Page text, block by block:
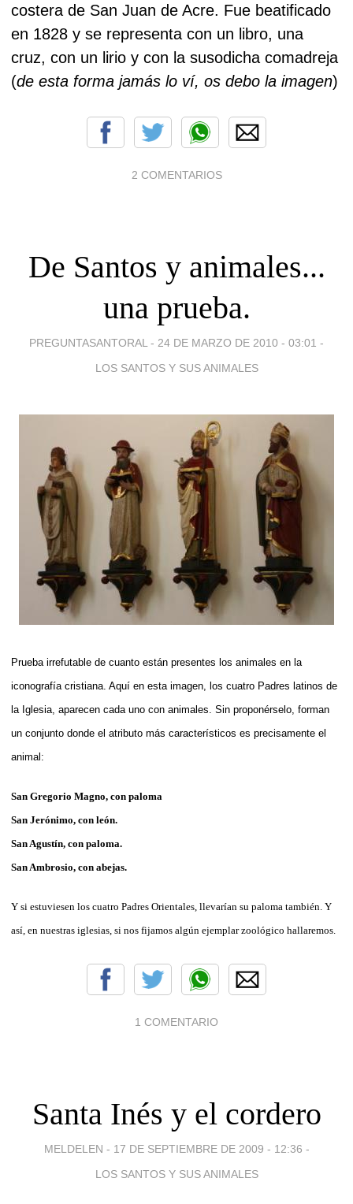
costera de San Juan de Acre. Fue beatificado
en 1828 y se representa con un libro, una
cruz, con un lirio y con la susodicha comadreja
(de esta forma jamás lo ví, os debo la imagen)
2 COMENTARIOS
De Santos y animales...
una prueba.
PREGUNTASANTORAL - 24 DE MARZO DE 2010 - 03:01 -
LOS SANTOS Y SUS ANIMALES
Prueba irrefutable de cuanto están presentes los animales en la
iconografía cristiana. Aquí en esta imagen, los cuatro Padres latinos de
la Iglesia, aparecen cada uno con animales. Sin proponérselo, forman
un conjunto donde el atributo más característicos es precisamente el
animal:
San Gregorio Magno, con paloma
San Jerónimo, con león.
San Agustín, con paloma.
San Ambrosio, con abejas.
Y si estuviesen los cuatro Padres Orientales, llevarían su paloma también. Y
así, en nuestras iglesias, si nos fijamos algún ejemplar zoológico hallaremos.
1 COMENTARIO
Santa Inés y el cordero
MELDELEN - 17 DE SEPTIEMBRE DE 2009 - 12:36 -
LOS SANTOS Y SUS ANIMALES